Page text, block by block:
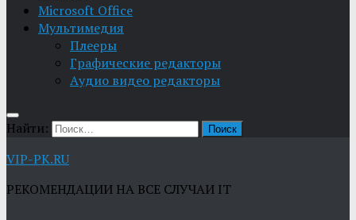
Microsoft Office
Мультимедия
Плееры
Графические редакторы
Aудио видео редакторы
Найти:
VIP-PK.RU
РЕКОМЕНДАЦИИ НА ВСЕ СЛУЧАИ IT